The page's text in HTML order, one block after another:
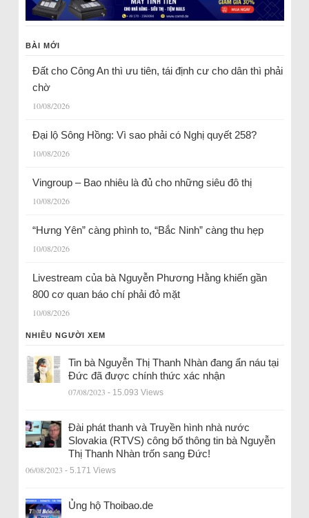
BÀI MỚI
Đất cho Công An thì ưu tiên, tái định cư cho dân thì phải
chờ
10/08/2026
Đại lộ Sông Hồng: Vì sao phải có Nghị quyết 258?
10/08/2026
Vingroup – Bao nhiêu là đủ cho những siêu đô thị
10/08/2026
“Hưng Yên” càng phình to, “Bắc Ninh” càng thu hẹp
10/08/2026
Livestream của bà Nguyễn Phương Hằng khiến gần
800 cơ quan báo chí phải đỏ mặt
10/08/2026
NHIỀU NGƯỜI XEM
Tin bà Nguyễn Thị Thanh Nhàn đang ẩn náu tại
Đức đã được chính thức xác nhận
07/08/2023 - 15.093 Views
Đài phát thanh và Truyền hình nhà nước
Slovakia (RTVS) công bố thông tin bà Nguyễn
Thị Thanh Nhàn trốn sang Đức!
06/08/2023 - 5.171 Views
Ủng hộ Thoibao.de